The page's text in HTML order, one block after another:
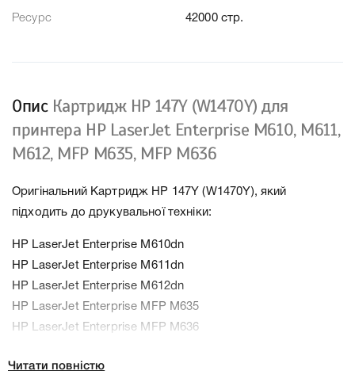
Ресурс 42000 стр.
Опис Картридж HP 147Y (W1470Y) для
принтера HP LaserJet Enterprise M610, M611,
M612, MFP M635, MFP M636
Оригінальний Картридж HP 147Y (W1470Y), який
підходить до друкувальної техніки:
HP LaserJet Enterprise M610dn
HP LaserJet Enterprise M611dn
HP LaserJet Enterprise M612dn
HP LaserJet Enterprise MFP M635
HP LaserJet Enterprise MFP M636
Читати повністю